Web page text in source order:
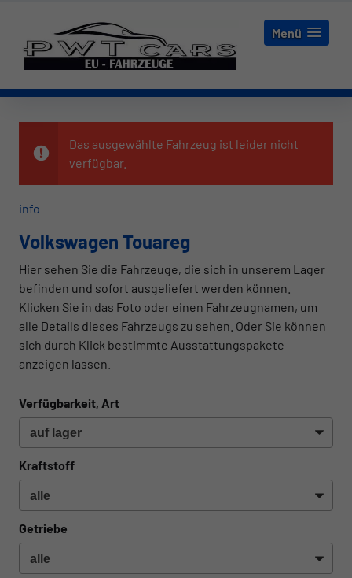
Menü
Das ausgewählte Fahrzeug ist leider nicht
verfügbar.
info
Volkswagen Touareg
Hier sehen Sie die Fahrzeuge, die sich in unserem Lager
befinden und sofort ausgeliefert werden können.
Klicken Sie in das Foto oder einen Fahrzeugnamen, um
alle Details dieses Fahrzeugs zu sehen. Oder Sie können
sich durch Klick bestimmte Ausstattungspakete
anzeigen lassen.
Verfügbarkeit, Art
Kraftstoff
Getriebe